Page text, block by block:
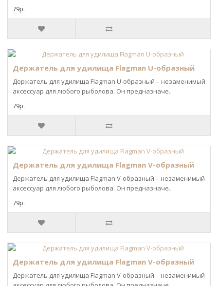
79р.
Держатель для удилища Flagman U-образный
Держатель для удилища Flagman U-образный – незаменимый
аксессуар для любого рыболова. Он предназначе..
79р.
Держатель для удилища Flagman V-образный
Держатель для удилища Flagman V-образный – незаменимый
аксессуар для любого рыболова. Он предназначе..
79р.
Держатель для удилища Flagman V-образный
Держатель для удилища Flagman V-образный – незаменимый